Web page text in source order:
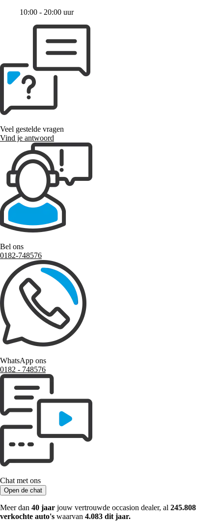
10:00 - 20:00 uur
Veel gestelde vragen
Vind je antwoord
Bel ons
0182-748576
WhatsApp ons
0182 ‑ 748576
Chat met ons
Open de chat
Meer dan 40 jaar jouw vertrouwde occasion dealer, al 245.808
verkochte auto's waarvan 4.083 dit jaar.